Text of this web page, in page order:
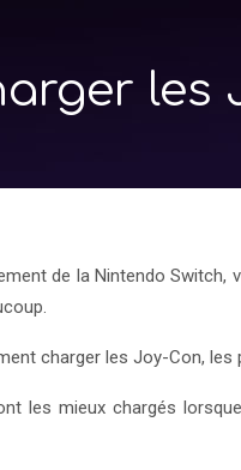
les
de la Nintendo Switch,
charger les Joy-Con,
les mieux chargés